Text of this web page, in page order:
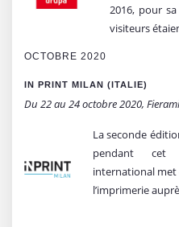
2016, pour
visiteurs
OCTOBRE 2020
IN PRINT MILAN (ITALIE)
Du 22 au 24 octobre 2020,
La seconde
pendant cet
international met
l’imprimerie